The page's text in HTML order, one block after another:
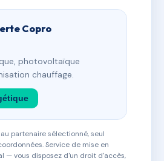
Copro
photovoltaïque
chauffage.
partenaire sélectionné, seul
Service de mise en
— vous disposez d'un droit d'accès,